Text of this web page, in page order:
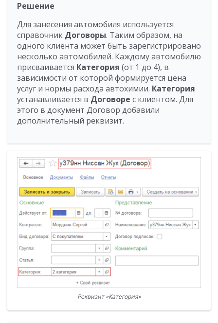
Решение
Для занесения автомобиля используется
справочник Договоры. Таким образом, на
одного клиента может быть зарегистрировано
несколько автомобилей. Каждому автомобилю
присваивается Категория (от 1 до 4), в
зависимости от которой формируется цена
услуг и нормы расхода автохимии. Категория
устанавливается в Договоре с клиентом. Для
этого в документ Договор добавили
дополнительный реквизит.
Реквизит «Категория»